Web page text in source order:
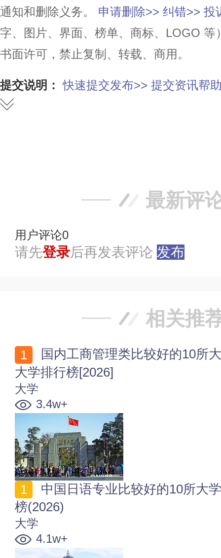
通知和删除义务。
申请删除>> 纠错>> 投
字、图片、界面、榜单、商标、LOGO
书面许可，禁止复制、转载、商用。
提交说明： 快速提交发布>> 提交资讯帮
最新评
用户评论0
请先登录后再发表评论 发布
相关推
大学排行榜[2026]
大学
3.4w+
榜(2026)
大学
4.1w+